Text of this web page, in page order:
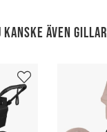
kanske även gillar